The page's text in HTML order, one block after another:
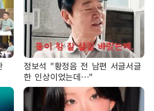
정보석 "황정음 전 남편 서글서글
한 인상이었는데…"